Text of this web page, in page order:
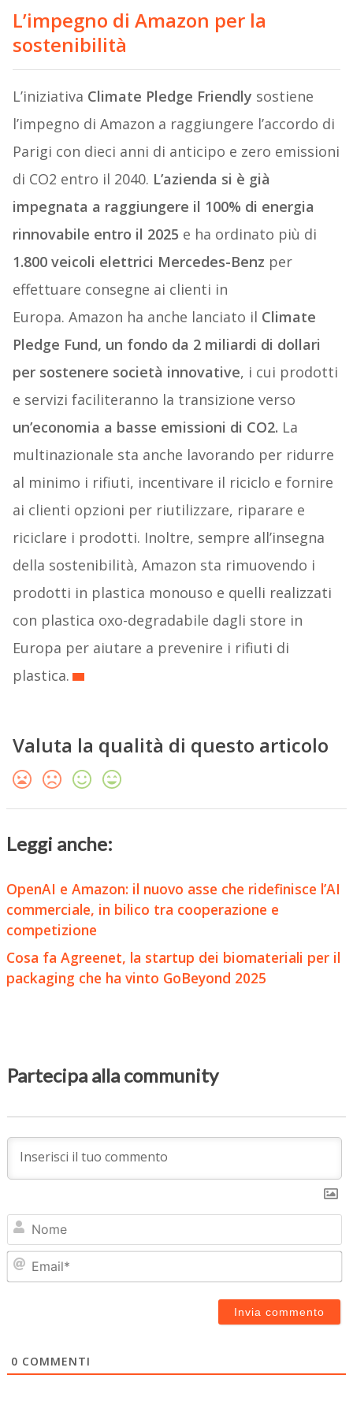
L’impegno di Amazon per la
sostenibilità
L’iniziativa Climate Pledge Friendly sostiene
l’impegno di Amazon a raggiungere l’accordo di
Parigi con dieci anni di anticipo e zero emissioni
di CO2 entro il 2040. L’azienda si è già
impegnata a raggiungere il 100% di energia
rinnovabile entro il 2025 e ha ordinato più di
1.800 veicoli elettrici Mercedes-Benz per
effettuare consegne ai clienti in
Europa. Amazon ha anche lanciato il Climate
Pledge Fund, un fondo da 2 miliardi di dollari
per sostenere società innovative, i cui prodotti
e servizi faciliteranno la transizione verso
un’economia a basse emissioni di CO2. La
multinazionale sta anche lavorando per ridurre
al minimo i rifiuti, incentivare il riciclo e fornire
ai clienti opzioni per riutilizzare, riparare e
riciclare i prodotti. Inoltre, sempre all’insegna
della sostenibilità, Amazon sta rimuovendo i
prodotti in plastica monouso e quelli realizzati
con plastica oxo-degradabile dagli store in
Europa per aiutare a prevenire i rifiuti di
plastica.
Valuta la qualità di questo articolo
Leggi anche:
OpenAI e Amazon: il nuovo asse che ridefinisce l’AI
commerciale, in bilico tra cooperazione e
competizione
Cosa fa Agreenet, la startup dei biomateriali per il
packaging che ha vinto GoBeyond 2025
Partecipa alla community
0 COMMENTI